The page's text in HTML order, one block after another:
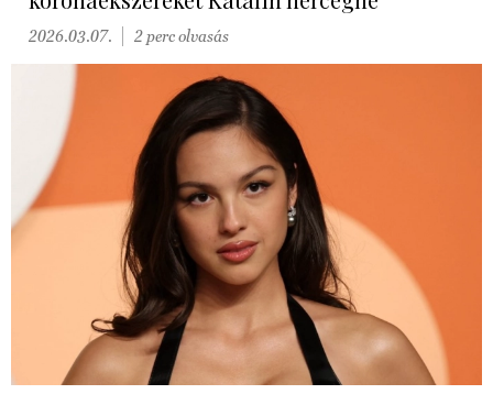
2026.03.07. 2 perc olvasás